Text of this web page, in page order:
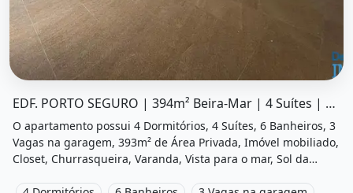
EDF. PORTO SEGURO | 394m² Beira-Mar | 4 Suítes | Boa Viagem
O apartamento possui 4 Dormitórios, 4 Suítes, 6 Banheiros, 3
Vagas na garagem, 393m² de Área Privada, Imóvel mobiliado,
Closet, Churrasqueira, Varanda, Vista para o mar, Sol da